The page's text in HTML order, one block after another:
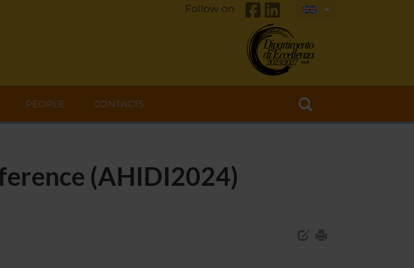
Follow on
PEOPLE CONTACTS
(AHIDI2024)